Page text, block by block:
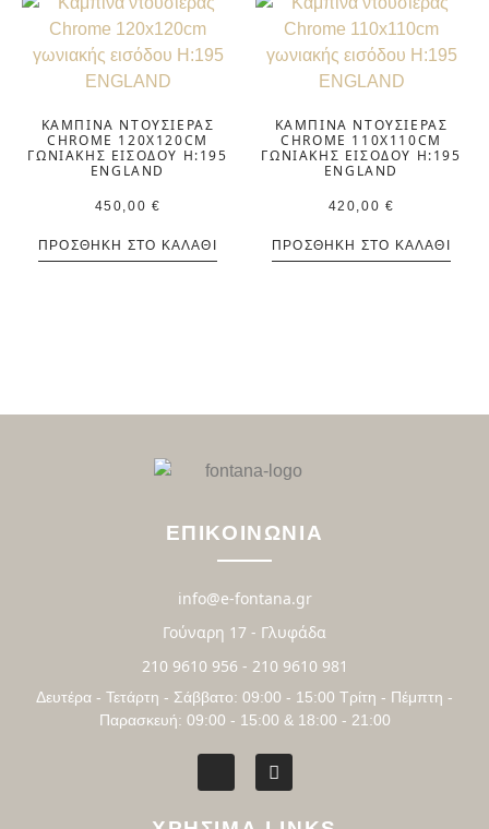
ΚΑΜΠΊΝΑ ΝΤΟΥΣΙΈΡΑΣ
CHROME 120X120CM
ΓΩΝΙΑΚΉΣ ΕΙΣΌΔΟΥ H:195
ENGLAND
450,00 €
ΠΡΟΣΘΉΚΗ ΣΤΟ ΚΑΛΆΘΙ
ΚΑΜΠΊΝΑ ΝΤΟΥΣΙΈΡΑΣ
CHROME 110X110CM
ΓΩΝΙΑΚΉΣ ΕΙΣΌΔΟΥ H:195
ENGLAND
420,00 €
ΠΡΟΣΘΉΚΗ ΣΤΟ ΚΑΛΆΘΙ
ΕΠΙΚΟΙΝΩΝΙΑ
info@e-fontana.gr
Γούναρη 17 - Γλυφάδα
210 9610 956 - 210 9610 981
Δευτέρα - Τετάρτη - Σάββατο: 09:00 - 15:00 Τρίτη - Πέμπτη -
Παρασκευή: 09:00 - 15:00 & 18:00 - 21:00